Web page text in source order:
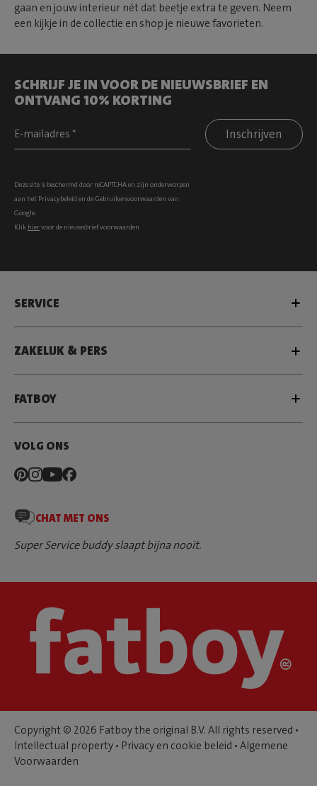
gaan en jouw interieur nét dat beetje extra te geven. Neem
een kijkje in de collectie en shop je nieuwe favorieten.
SCHRIJF JE IN VOOR DE NIEUWSBRIEF EN
ONTVANG 10% KORTING
Inschrijven
Deze site is beschermd door reCAPTCHA en zijn onderworpen
aan het Privacybeleid en deGebruikersvoorwaarden van
Google.
Klik hiervoor de nieuwsbrief voorwaarden
SERVICE
ZAKELIJK & PERS
FATBOY
VOLG ONS
CHAT MET ONS
Super Service buddy slaapt bijna nooit.
Copyright © 2026 Fatboy the original B.V. All rights reserved •
Intellectual property • Privacy en cookie beleid • Algemene
Voorwaarden